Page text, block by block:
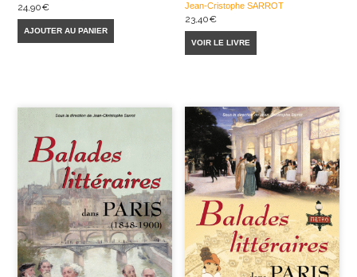
24,90€
AJOUTER AU PANIER
Jean-Cristophe SARROT
23,40€
VOIR LE LIVRE